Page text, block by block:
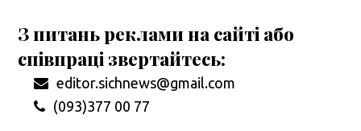
З питань реклами на сайті або
співпраці звертайтесь:
editor.sichnews@gmail.com
(093)377 00 77